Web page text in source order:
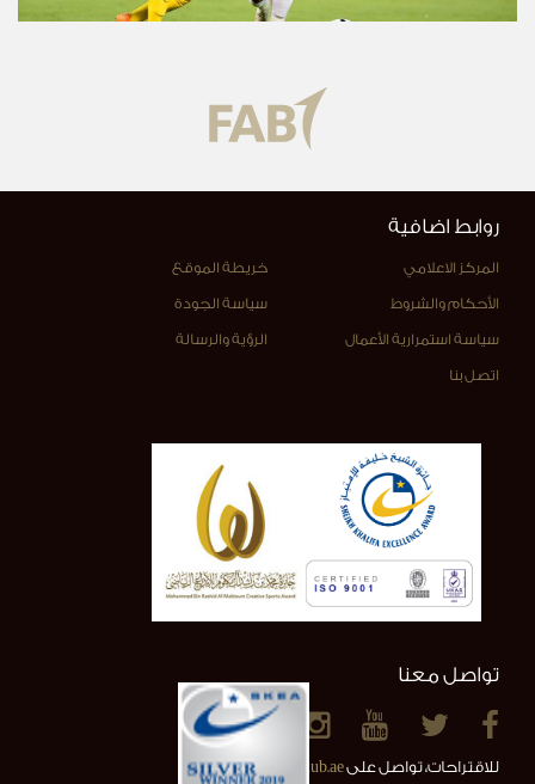
روابط اضافية
المركز الاعلامي خريطة الموقع
الأحكام والشروط سياسة الجودة
سياسة استمرارية الأعمال الرؤية والرسالة
اتصل بنا
تواصل معنا
للاقتراحات، تواصل علىinfo@alainclub.ae